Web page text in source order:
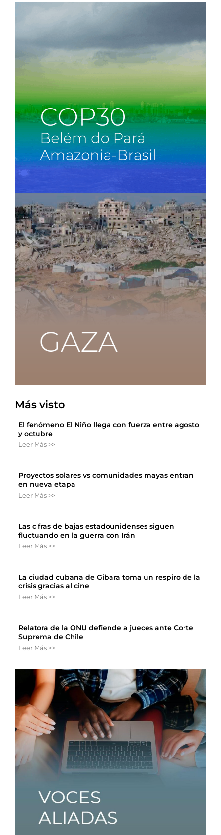
Más visto
El fenómeno El Niño llega con fuerza entre agosto
y octubre
Leer Más >>
Proyectos solares vs comunidades mayas entran
en nueva etapa
Leer Más >>
Las cifras de bajas estadounidenses siguen
fluctuando en la guerra con Irán
Leer Más >>
La ciudad cubana de Gibara toma un respiro de la
crisis gracias al cine
Leer Más >>
Relatora de la ONU defiende a jueces ante Corte
Suprema de Chile
Leer Más >>